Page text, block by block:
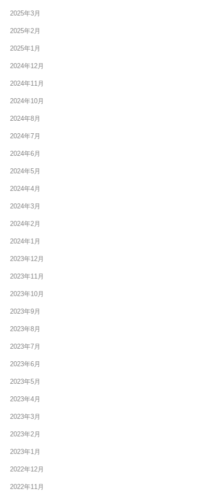
2025年3月
2025年2月
2025年1月
2024年12月
2024年11月
2024年10月
2024年8月
2024年7月
2024年6月
2024年5月
2024年4月
2024年3月
2024年2月
2024年1月
2023年12月
2023年11月
2023年10月
2023年9月
2023年8月
2023年7月
2023年6月
2023年5月
2023年4月
2023年3月
2023年2月
2023年1月
2022年12月
2022年11月